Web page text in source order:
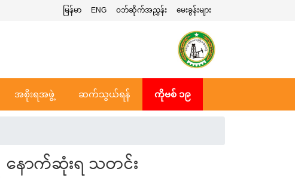
မေးခွန်းများ
ဝဘ်ဆိုက်အညွှန်း
ENG
မြန်မာ
အစိုးရအဖွဲ့ ဆက်သွယ်ရန် ကိုဗစ် ၁၉
နောက်ဆုံးရ သတင်း